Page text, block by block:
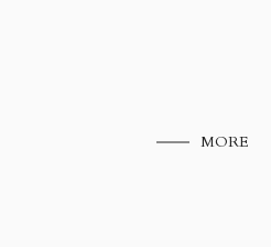
MORE